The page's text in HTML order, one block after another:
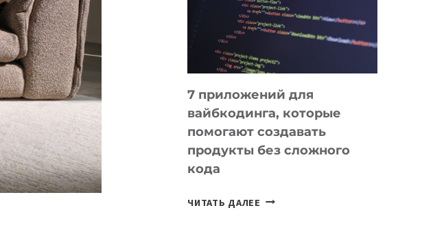
ДЛЯ
РАБОТЫ
7 приложений для
вайбкодинга, которые
помогают создавать
продукты без сложного
кода
ЧИТАТЬ ДАЛЕЕ